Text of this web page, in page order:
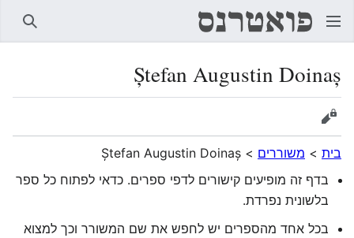
Ștefan Augustin Doinaș
הצגת מקור
בית > משוררים >
Ștefan Augustin Doinaș
בדף זה מופיעים קישורים לדפי ספרים. כדאי לפתוח כל ספר
בלשונית נפרדת.
בכל אחד מהספרים יש לחפש את שם המשורר וכך למצוא